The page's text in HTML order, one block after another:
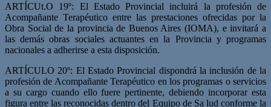
ARTÍCUt.O 19º: El Estado Provincial incluirá la profesión de
Acompañante Terapéutico entre las prestaciones ofrecidas por la
Obra Social de la provincia de Buenos Aires (IOMA), e invitará a
las demás obras sociales actuantes en la Provincia y programas
nacionales a adherirse a esta disposición.
ARTÍCULO 20º: El Estado Provincial dispondrá la inclusión de la
profesión de Acom­pañante Terapéutico en los programas o servicios
a su cargo cuando ello fuere perti­nente, debiendo incorporar esta
figura entre las reconocidas dentro del Equipo de Sa­ lud conforme la